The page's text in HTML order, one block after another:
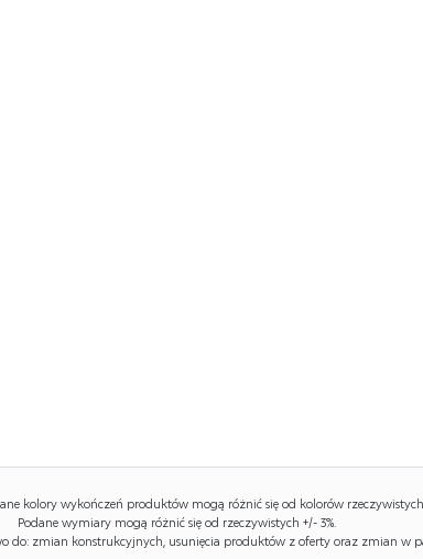
kolory wykończeń produktów mogą różnić się od kolorów rzeczywistych.
Podane wymiary mogą różnić się od rzeczywistych +/- 3%.
do: zmian konstrukcyjnych, usunięcia produktów z oferty oraz zmian w